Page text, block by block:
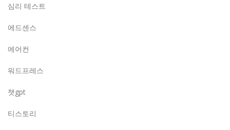
심리 테스트
에드센스
에어컨
워드프레스
챗gpt
티스토리